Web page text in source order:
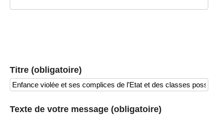
Titre (obligatoire)
Texte de votre message (obligatoire)